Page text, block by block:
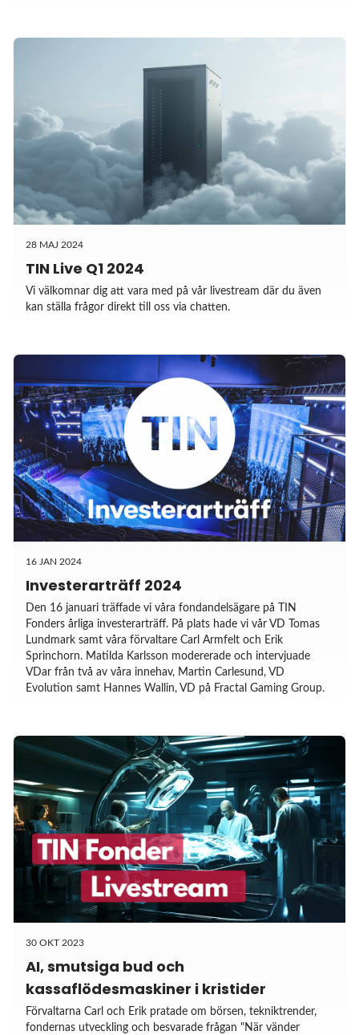
28 MAJ 2024
TIN Live Q1 2024
Vi välkomnar dig att vara med på vår livestream där du även
kan ställa frågor direkt till oss via chatten.
16 JAN 2024
Investerarträff 2024
Den 16 januari träffade vi våra fondandelsägare på TIN
Fonders årliga investerarträff. På plats hade vi vår VD Tomas
Lundmark samt våra förvaltare Carl Armfelt och Erik
Sprinchorn. Matilda Karlsson modererade och intervjuade
VDar från två av våra innehav, Martin Carlesund, VD
Evolution samt Hannes Wallin, VD på Fractal Gaming Group.
30 OKT 2023
AI, smutsiga bud och
kassaflödesmaskiner i kristider
Förvaltarna Carl och Erik pratade om börsen, tekniktrender,
fondernas utveckling och besvarade frågan "När vänder